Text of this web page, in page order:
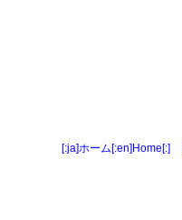
[:ja]ホーム[:en]Home[:]